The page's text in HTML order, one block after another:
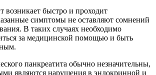
возникает быстро и проходит
симптомы не оставляют сомнений
В таких случаях необходимо
за медицинской помощью и быть
панкреатита обычно незначительны,
являются нарушения в эндокринной и